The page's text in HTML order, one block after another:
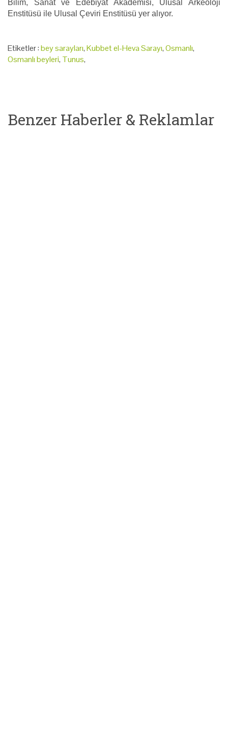
Bilim, Sanat ve Edebiyat Akademisi, Ulusal Arkeoloji
Enstitüsü ile Ulusal Çeviri Enstitüsü yer alıyor.
Etiketler :bey sarayları,Kubbet el-Heva Sarayı,Osmanlı,
Osmanlı beyleri, Tunus,
Benzer Haberler & Reklamlar